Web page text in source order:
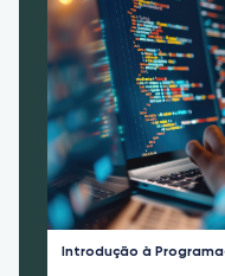
Introdução à